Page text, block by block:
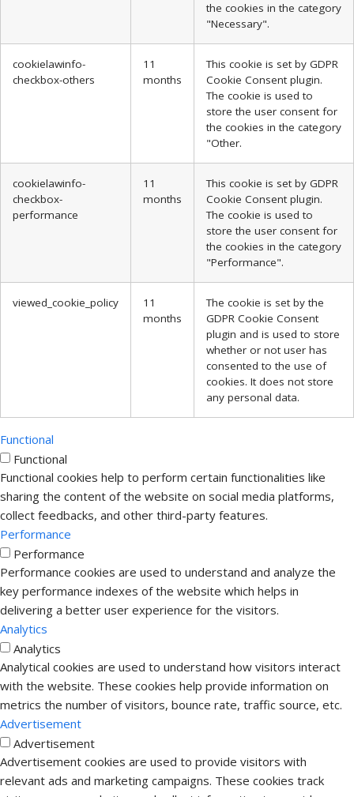
the cookies in the category
"Necessary".
cookielawinfo-
checkbox-others
11
months
This cookie is set by GDPR
Cookie Consent plugin.
The cookie is used to
store the user consent for
the cookies in the category
"Other.
cookielawinfo-
checkbox-
performance
11
months
This cookie is set by GDPR
Cookie Consent plugin.
The cookie is used to
store the user consent for
the cookies in the category
"Performance".
viewed_cookie_policy
11
months
The cookie is set by the
GDPR Cookie Consent
plugin and is used to store
whether or not user has
consented to the use of
cookies. It does not store
any personal data.
Functional
Functional
Functional cookies help to perform certain functionalities like
sharing the content of the website on social media platforms,
collect feedbacks, and other third-party features.
Performance
Performance
Performance cookies are used to understand and analyze the
key performance indexes of the website which helps in
delivering a better user experience for the visitors.
Analytics
Analytics
Analytical cookies are used to understand how visitors interact
with the website. These cookies help provide information on
metrics the number of visitors, bounce rate, traffic source, etc.
Advertisement
Advertisement
Advertisement cookies are used to provide visitors with
relevant ads and marketing campaigns. These cookies track